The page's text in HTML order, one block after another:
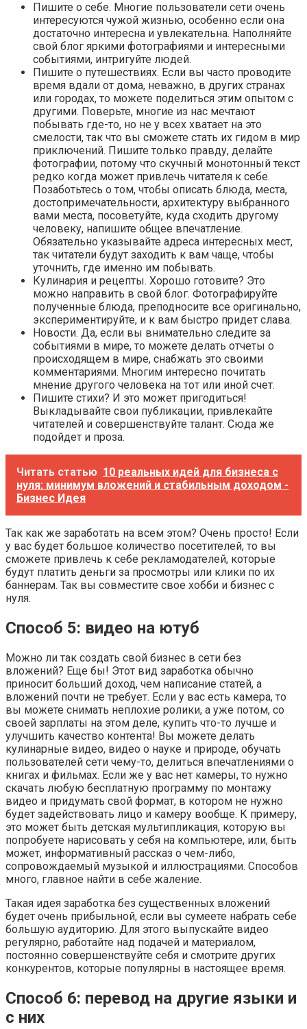
Пишите о себе. Многие пользователи сети очень
интересуются чужой жизнью, особенно если она
достаточно интересна и увлекательна. Наполняйте
свой блог яркими фотографиями и интересными
событиями, интригуйте людей.
Пишите о путешествиях. Если вы часто проводите
время вдали от дома, неважно, в других странах
или городах, то можете поделиться этим опытом с
другими. Поверьте, многие из нас мечтают
побывать где-то, но не у всех хватает на это
смелости, так что вы сможете стать их гидом в мир
приключений. Пишите только правду, делайте
фотографии, потому что скучный монотонный текст
редко когда может привлечь читателя к себе.
Позаботьтесь о том, чтобы описать блюда, места,
достопримечательности, архитектуру выбранного
вами места, посоветуйте, куда сходить другому
человеку, напишите общее впечатление.
Обязательно указывайте адреса интересных мест,
так читатели будут заходить к вам чаще, чтобы
уточнить, где именно им побывать.
Кулинария и рецепты. Хорошо готовите? Это
можно направить в свой блог. Фотографируйте
полученные блюда, преподносите все оригинально,
экспериментируйте, и к вам быстро придет слава.
Новости. Да, если вы внимательно следите за
событиями в мире, то можете делать отчеты о
происходящем в мире, снабжать это своими
комментариями. Многим интересно почитать
мнение другого человека на тот или иной счет.
Пишите стихи? И это может пригодиться!
Выкладывайте свои публикации, привлекайте
читателей и совершенствуйте талант. Сюда же
подойдет и проза.
Читать статью 10 реальных идей для бизнеса с
нуля: минимум вложений и стабильным доходом -
Бизнес Идея
Так как же заработать на всем этом? Очень просто! Если
у вас будет большое количество посетителей, то вы
сможете привлечь к себе рекламодателей, которые
будут платить деньги за просмотры или клики по их
баннерам. Так вы совместите свое хобби и бизнес с
нуля.
Способ 5: видео на ютуб
Можно ли так создать свой бизнес в сети без
вложений? Еще бы! Этот вид заработка обычно
приносит больший доход, чем написание статей, а
вложений почти не требует. Если у вас есть камера, то
вы можете снимать неплохие ролики, а уже потом, со
своей зарплаты на этом деле, купить что-то лучше и
улучшить качество контента! Вы можете делать
кулинарные видео, видео о науке и природе, обучать
пользователей сети чему-то, делиться впечатлениями о
книгах и фильмах. Если же у вас нет камеры, то нужно
скачать любую бесплатную программу по монтажу
видео и придумать свой формат, в котором не нужно
будет задействовать лицо и камеру вообще. К примеру,
это может быть детская мультипликация, которую вы
попробуете нарисовать у себя на компьютере, или, быть
может, информативный рассказ о чем-либо,
сопровождаемый музыкой и иллюстрациями. Способов
много, главное найти в себе жаление.
Такая идея заработка без существенных вложений
будет очень прибыльной, если вы сумеете набрать себе
большую аудиторию. Для этого выпускайте видео
регулярно, работайте над подачей и материалом,
постоянно совершенствуйте себя и смотрите других
конкурентов, которые популярны в настоящее время.
Способ 6: перевод на другие языки и
с них